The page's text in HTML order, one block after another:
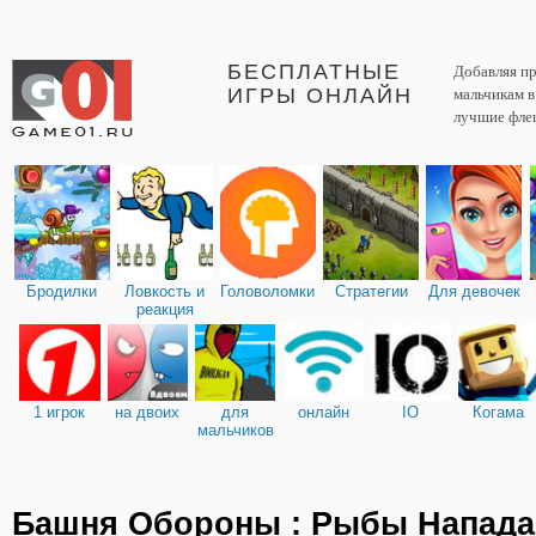
БЕСПЛАТНЫЕ
ИГРЫ ОНЛАЙН
Добавляя
мальчикам
лучшие
Бродилки
Ловкость и
реакция
Головоломки Стратегии Для девочек
1 игрок на двоих
для
мальчиков
онлайн IO Когама
Башня Обороны : Рыбы